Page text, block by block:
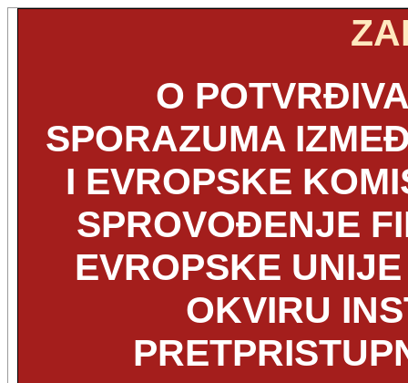
O
SPORAZUMA
I EVROPSKE
SPROVOĐENJE
EVROPSKE
OKVIRU